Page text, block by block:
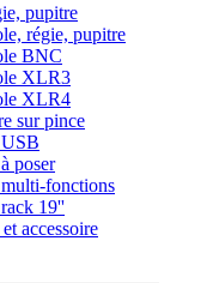
pupitre
régie, pupitre
BNC
XLR3
XLR4
sur pince
poser
fonctions
19''
accessoire